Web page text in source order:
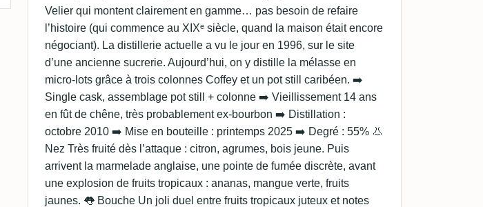
Velier qui montent clairement en gamme… pas besoin de refaire
l’histoire (qui commence au XIXᵉ siècle, quand la maison était encore
négociant). La distillerie actuelle a vu le jour en 1996, sur le site
d’une ancienne sucrerie. Aujourd’hui, on y distille la mélasse en
micro-lots grâce à trois colonnes Coffey et un pot still caribéen. ➡️
Single cask, assemblage pot still + colonne ➡️ Vieillissement 14 ans
en fût de chêne, très probablement ex-bourbon ➡️ Distillation :
octobre 2010 ➡️ Mise en bouteille : printemps 2025 ➡️ Degré : 55% 👃
Nez Très fruité dès l’attaque : citron, agrumes, bois jeune. Puis
arrivent la marmelade anglaise, une pointe de fumée discrète, avant
une explosion de fruits tropicaux : ananas, mangue verte, fruits
jaunes. 👅 Bouche Un joli duel entre fruits tropicaux juteux et notes